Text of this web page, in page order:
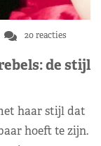
20 reacties
de stijl
haar stijl dat
hoeft te zijn.